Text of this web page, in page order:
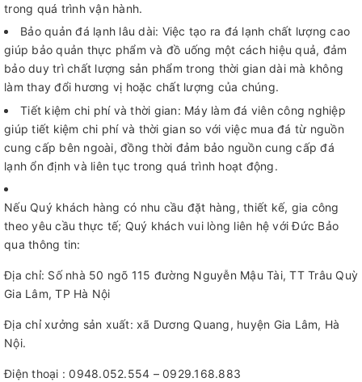
trong quá trình vận hành.
Bảo quản đá lạnh lâu dài: Việc tạo ra đá lạnh chất lượng cao
giúp bảo quản thực phẩm và đồ uống một cách hiệu quả, đảm
bảo duy trì chất lượng sản phẩm trong thời gian dài mà không
làm thay đổi hương vị hoặc chất lượng của chúng.
Tiết kiệm chi phí và thời gian: Máy làm đá viên công nghiệp
giúp tiết kiệm chi phí và thời gian so với việc mua đá từ nguồn
cung cấp bên ngoài, đồng thời đảm bảo nguồn cung cấp đá
lạnh ổn định và liên tục trong quá trình hoạt động.
Nếu Quý khách hàng có nhu cầu đặt hàng, thiết kế, gia công
theo yêu cầu thực tế; Quý khách vui lòng liên hệ với Đức Bảo
qua thông tin:
Địa chỉ: Số nhà 50 ngõ 115 đường Nguyễn Mậu Tài, TT Trâu Quỳ
Gia Lâm, TP Hà Nội
Địa chỉ xưởng sản xuất: xã Dương Quang, huyện Gia Lâm, Hà
Nội.
Điện thoại : 0948.052.554 – 0929.168.883